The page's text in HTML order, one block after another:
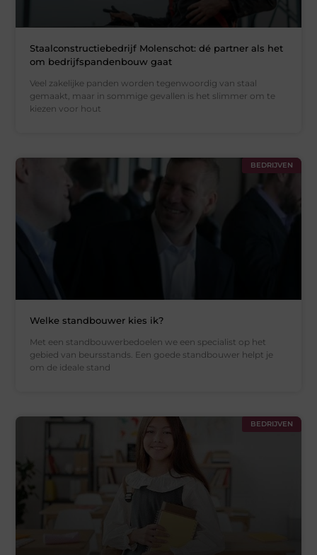
Staalconstructiebedrijf Molenschot: dé partner als het
om bedrijfspandenbouw gaat
Veel zakelijke panden worden tegenwoordig van staal
gemaakt, maar in sommige gevallen is het slimmer om te
kiezen voor hout
BEDRIJVEN
Welke standbouwer kies ik?
Met een standbouwerbedoelen we een specialist op het
gebied van beursstands. Een goede standbouwer helpt je
om de ideale stand
BEDRIJVEN